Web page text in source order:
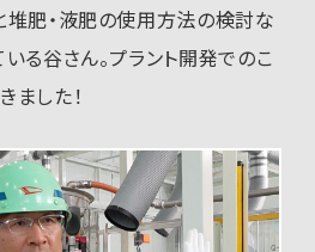
堆肥・液肥の使用方法の検討な
る谷さん。プラント開発でのこ
ました！